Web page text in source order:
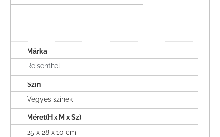
Márka
Reisenthel
Szín
Vegyes színek
Méret(H x M x Sz)
25 x 28 x 10 cm